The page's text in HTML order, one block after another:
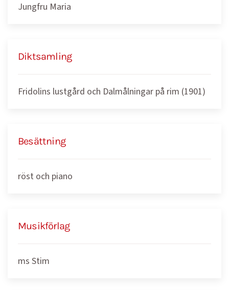
Jungfru Maria
Diktsamling
Fridolins lustgård och Dalmålningar på rim (1901)
Besättning
röst och piano
Musikförlag
ms Stim